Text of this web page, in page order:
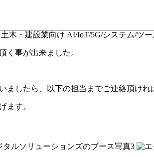
木・建設業向け AI/IoT/5G/システム/ツ
く事が出来ました。
したら、以下の担当までご連絡頂けれ
ます。